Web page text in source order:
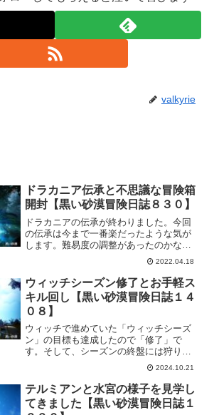
valkyrie
ドラカニア伝承と不思議な冒険箱
開封【黒い砂漠冒険日誌８３０】
ドラカニアの伝承が終わりました。今回
の伝承は今まで一番楽だったような気が
します。難易度の調整があったのかな？
って思うぐらい。いつもどおりイレズラ
と戦う事になるので、ちゃんと戦闘しな
いとダメだと思うけど、慣れてないキャ
ラでここまで出来るとは思わんかった。
2022.04.18
ウィッチシーズン修了とお手軽ス
キル回し【黒い砂漠冒険日誌１４
０８】
ウィッチで進めていた「ウィッチシーズ
ン」の目標も達成したので「修了」で
す。そして、シーズンの終盤には狩りを
してレベル上げが残ってるので、いつも
どおり「ポリの森」で狩りをします。そ
の時に私なりの「お手軽スキル回し」も
紹介しておきます。
2024.10.21
テルミアンと水宮の様子を見学し
てきました【黒い砂漠冒険日誌１